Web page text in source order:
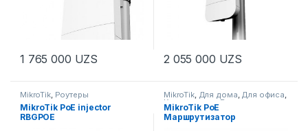
1 765 000 UZS 2 055 000 UZS
MikroTik, Роутеры
MikroTik PoE injector
RBGPOE
MikroTik, Для дома, Для офиса,
Комплексные Решения
Маршрутизаторы
Производители,Решения
Роутеры Роутеры
MikroTik PoE
Маршрутизатор